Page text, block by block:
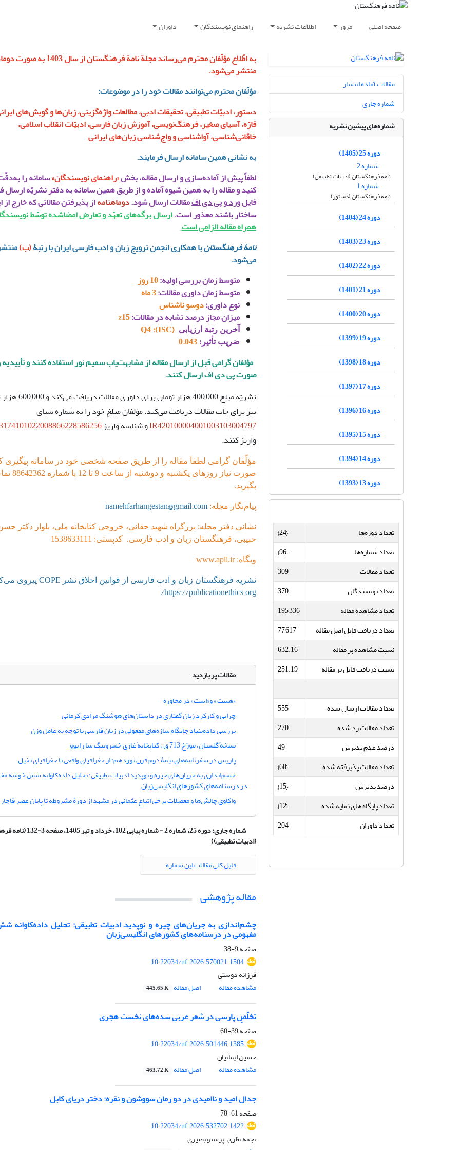
صفحه اصلی مرور اطلاعات نشریه راهنمای نویسندگان داوران
مقالات آماده انتشار
شماره جاری
شماره‌های پیشین نشریه
دوره 25 (1405)
شماره 2
نامه فرهنگستان (ادبیات تطبیقی)
شماره 1
نامه فرهنگستان (دستور)
دوره 24 (1404)
دوره 23 (1403)
دوره 22 (1402)
دوره 21 (1401)
دوره 20 (1400)
دوره 19 (1399)
دوره 18 (1398)
دوره 17 (1397)
دوره 16 (1396)
دوره 15 (1395)
دوره 14 (1394)
دوره 13 (1393)
تعداد دوره‌ها
{24}
تعداد شماره‌ها
{96}
تعداد مقالات
309
تعداد نویسندگان
370
تعداد مشاهده مقاله
195,336
تعداد دریافت فایل اصل مقاله
77,617
نسبت مشاهده بر مقاله
632.16
نسبت دریافت فایل بر مقاله
251.19
تعداد مقالات ارسال شده
555
تعداد مقالات رد شده
270
درصد عدم پذیرش
49
تعداد مقالات پذیرفته شده
{60}
درصد پذیرش
{15}
تعداد پایگاه های نمایه شده
{12}
تعداد داوران
204
به اطّلاع مؤلّفان محترم می‌رساند مجلة نامة فرهنگستان از
منتشر می‌شود.
مؤلّفان محترم می‌توانند مقالات خود را در موضوعات:
دستور، ادبیّات تطبیقی، تحقیقات ادبی، مطالعات واژه‌گزینی، زبان‌ها و گویش‌های
قارّه، آسیای صغیر، فرهنگ‌نویسی، آموزش زبان فارسی، ادبیّات انقلاب اسلامی،
خاقانی‌شناسی، آواشناسی و واج‌شناسی زبان‌های ایرانی
به نشانی همین سامانه ارسال فرمایند.
لطفاً پیش از آماده‌سازی و ارسال مقاله، بخش«راهنمای نویسندگان»سامانه را
کنید و مقاله را به همین شیوه آماده و از طریق همین سامانه به دفتر نشریّه ارسال
فایلوردوپی دی افمقالات ارسال شود.دوماهنامهاز پذیرفتن مقالاتی که خارج از
ساختار باشند معذور است.ارسال برگه‌های تعهّد و تعارض امضا‌شده توسّط
همراه مقاله الزامی است.
نامۀ فرهنگستانبا همکاری انجمن ترویج زبان و ادب فارسی ایرانبا رتبۀ(ب)
می‌شود.
متوسط زمان بررسی اولیه:10 روز
متوسط زمان داوری مقالات:3 ماه
نوع داوری:دوسو ناشناس
میزان مجاز درصد تشابه در مقالات:15
%
آخرین رتبة ارزیابی (ISC):
Q4
ضریب تأثیر: 0.043
مؤلفان گرامی قبل از ارسال مقاله از مشابهت‌یاب سمیم نور استفاده کنند و تأییدیه
صورت پی دی اف ارسال کنند.
نشریّه مبلغ 400,000 هزار تومان
نیز برای چاپ مقالات دریافت می‌کند. مؤلفان مبلغ خود را به شماره شبای
IR420100004001003103004797و شناسه واریز
واریز کنند.
مؤلّفان گرامی لطفاَ مقاله را از طریق صفحه شخصی خود در سامانه پیگیری
صورت نیاز روزهای یکشنبه و دوشنبه
بگیرید.
پیام‌نگار مجله: namehfarhangestan@gmail.com
نشانی دفتر مجله: بزرگراه شهید حقانی، خروجی کتابخانه ملی، بلوار دکتر
حبیبی، فرهنگستان زبان و ادب فارسی. کدپستی: 1538633111
وبگاه: www.apll.ir
نشریه فرهنگستان زبان و ادب فارسی از قوانین اخلاق نشر COPE پیروی می‌کند.
https://publicationethics.org/
مقالات پر بازدید
«هست » و«است» در محاوره
چرایی و کارکرد زبان گفتاری در داستان‌های هوشنگ مرادی کرمانی
بررسی داده‌‌بنیاد جایگاه سازه‌های مفعولی در زبان فارسی با توجه به عامل وزن
نسخهٔگلستان، مورّخ 713 ق ، کتابخانه ٔغازی خسروبیگ سا را یوو
پاریس در سفرنامه‌های نیمۀ دوم قرن نوزدهم: از جغرافیای واقعی تا جغرافیای تخیل
چشم‌اندازی به جریان‌های چیره و نوپدیدادبیات تطبیقی: تحلیل داده‌کاوانه شش خوشه
در درسنامه‌های کشورهای انگلیسی‌زبان
واکاوی چالش‌ها و معضلات برخی اتباع عثمانی در مشهد از دورۀ مشروطه تا پایان عصر قاجار
شماره جاری: دوره 25، شماره 2 - شماره پیاپی 102،
(ادبیات تطبیقی))
فایل کلی مقالات این شماره
مقاله پژوهشی
چشم‌اندازی به جریان‌های چیره و نوپدیدادبیات تطبیقی: تحلیل داده‌کاوانه
مفهومی در درسنامه‌های کشورهای انگلیسی‌زبان
صفحه9-38
10.22034/nf.2026.570021.1504
فرزانه دوستی
مشاهده مقاله
اصل مقاله 445.65 K
تخلّصِ پارسی در شعر عربی سده‌های نخست هجری
صفحه39-60
10.22034/nf.2026.501446.1385
حسین ایمانیان
مشاهده مقاله
اصل مقاله 463.72 K
جدال امید و ناامیدی در دو رمان سووشون و نقره: دختر دریای کابل
صفحه61-78
10.22034/nf.2026.532702.1422
نجمه نظری، پرستو بصیری